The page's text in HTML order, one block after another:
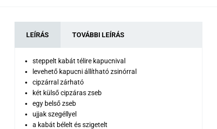
LEÍRÁS TOVÁBBI LEÍRÁS
steppelt kabát télire kapucnival
levehető kapucni állítható zsinórral
cipzárral zárható
két külső cipzáras zseb
egy belső zseb
ujjak szegéllyel
a kabát bélelt és szigetelt